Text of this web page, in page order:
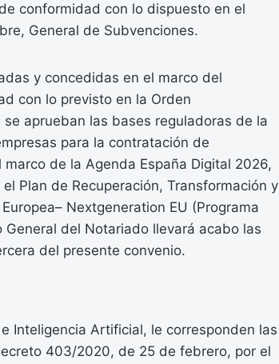
conformidad con lo dispuesto en el
General de Subvenciones.
y concedidas en el marco del
con lo previsto en la Orden
aprueban las bases reguladoras de la
para la contratación de
de la Agenda España Digital 2026,
Plan de Recuperación, Transformación y
Nextgeneration EU (Programa
del Notariado llevará acabo las
del presente convenio.
Inteligencia Artificial, le corresponden las
403/2020, de 25 de febrero, por el